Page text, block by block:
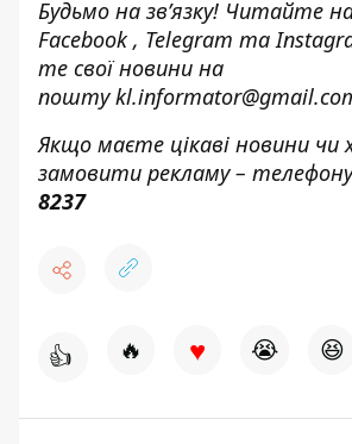
Будьмо на зв’язку! Читайте
Facebook, Telegram та
те свої новини на
пошту
Якщо маєте цікаві новини чи
замовити рекламу –
8237
👍 🔥 ♥ 😭 😆